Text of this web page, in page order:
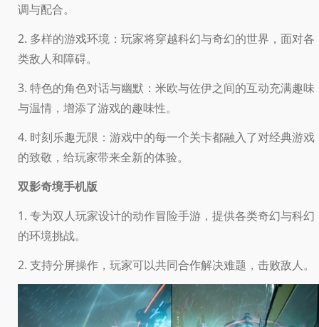
调与配合。
2. 多样的游戏环境：玩家将穿越科幻与奇幻的世界，面对各
类敌人和障碍。
3. 特色的角色对话与幽默：米欧与佐伊之间的互动充满趣味
与温情，增添了游戏的趣味性。
4. 时刻乐趣无限：游戏中的每一个关卡都融入了对经典游戏
的致敬，给玩家带来全新的体验。
双影奇境手机版
1. 专为双人玩家设计的动作冒险手游，提供各类奇幻与科幻
的环境挑战。
2. 支持分屏操作，玩家可以共同合作解决难题，击败敌人。